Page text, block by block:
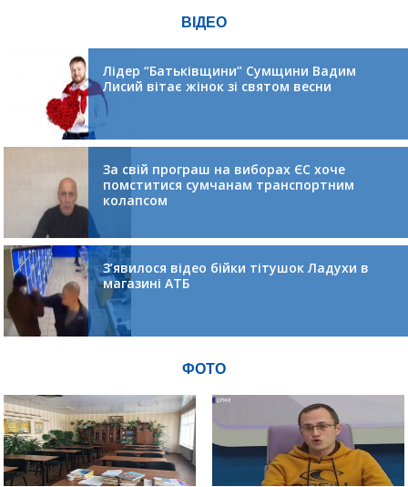
ВІДЕО
Лідер “Батьківщини” Сумщини Вадим
Лисий вітає жінок зі святом весни
За свій програш на виборах ЄС хоче
помститися сумчанам транспортним
колапсом
З’явилося відео бійки тітушок Ладухи в
магазині АТБ
ФОТО